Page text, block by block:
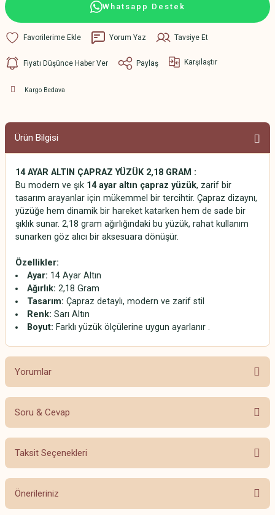
Whatsapp Destek
Yorum Yaz Tavsiye Et
Fiyatı Düşünce Haber Ver Paylaş Karşılaştır
Kargo Bedava
Ürün Bilgisi
14 AYAR ALTIN ÇAPRAZ YÜZÜK 2,18 GRAM :
Bu modern ve şık 14 ayar altın çapraz yüzük, zarif bir
tasarım arayanlar için mükemmel bir tercihtir. Çapraz dizaynı,
yüzüğe hem dinamik bir hareket katarken hem de sade bir
şıklık sunar. 2,18 gram ağırlığındaki bu yüzük, rahat kullanım
sunarken göz alıcı bir aksesuara dönüşür.
Özellikler:
Ayar: 14 Ayar Altın
Ağırlık: 2,18 Gram
Tasarım: Çapraz detaylı, modern ve zarif stil
Renk: Sarı Altın
Boyut: Farklı yüzük ölçülerine uygun ayarlanır .
Yorumlar
Bu ürüne ilk yorumu siz yapın!
Soru & Cevap
Ürün hakkında henüz soru sorulmamış.
Taksit Seçenekleri
Önerileriniz